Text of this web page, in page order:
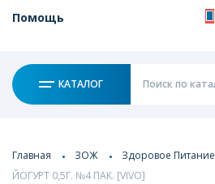
Помощь
КАТАЛОГ
Главная ЗОЖ Здоровое Питание
ЙОГУРТ 0,5Г. №4 ПАК. [VIVO]